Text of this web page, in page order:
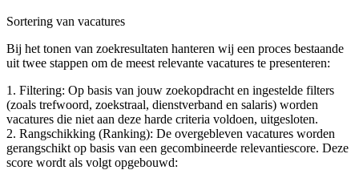
Sortering van vacatures
Bij het tonen van zoekresultaten hanteren wij een proces bestaande
uit twee stappen om de meest relevante vacatures te presenteren:
1. Filtering: Op basis van jouw zoekopdracht en ingestelde filters
(zoals trefwoord, zoekstraal, dienstverband en salaris) worden
vacatures die niet aan deze harde criteria voldoen, uitgesloten.
2. Rangschikking (Ranking): De overgebleven vacatures worden
gerangschikt op basis van een gecombineerde relevantiescore. Deze
score wordt als volgt opgebouwd: